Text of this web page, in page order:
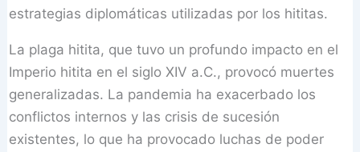
estrategias diplomáticas utilizadas por los hititas.
La plaga hitita, que tuvo un profundo impacto en el
Imperio hitita en el siglo XIV a.C., provocó muertes
generalizadas. La pandemia ha exacerbado los
conflictos internos y las crisis de sucesión
existentes, lo que ha provocado luchas de poder